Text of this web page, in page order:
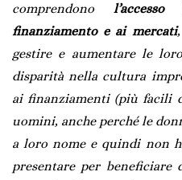
comprendono
finanziamento e ai mercati
gestire e aumentare le
disparità nella cultura
ai finanziamenti (più facili
uomini, anche perché le
a loro nome e quindi non
presentare per